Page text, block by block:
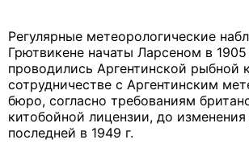
Регулярные метеорологические
Грютвикене начаты Ларсеном в 1905
проводились Аргентинской рыбной
сотрудничестве с Аргентинским
бюро, согласно требованиям
китобойной лицензии, до
последней в 1949 г.